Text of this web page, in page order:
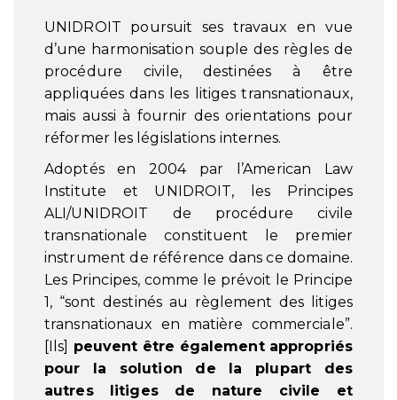
UNIDROIT poursuit ses travaux en vue
d’une harmonisation souple des règles de
procédure civile, destinées à être
appliquées dans les litiges transnationaux,
mais aussi à fournir des orientations pour
réformer les législations internes.
Adoptés en 2004 par l’American Law
Institute et UNIDROIT, les Principes
ALI/UNIDROIT de procédure civile
transnationale constituent le premier
instrument de référence dans ce domaine.
Les Principes, comme le prévoit le Principe
1, “sont destinés au règlement des litiges
transnationaux en matière commerciale”.
[Ils] peuvent être également appropriés
pour la solution de la plupart des
autres litiges de nature civile et